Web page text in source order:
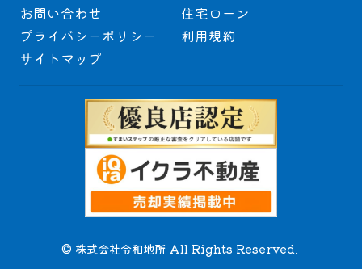
お問い合わせ
住宅ローン
プライバシーポリシー
利用規約
サイトマップ
© 株式会社令和地所 All Rights Reserved.